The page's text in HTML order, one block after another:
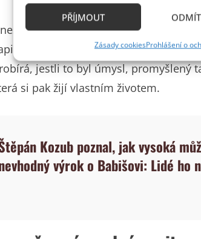
Identifikace zařízení na základě automaticky
základě aktivně požadovaných
Zajištění bezpečnosti, předcházení a
PŘÍJMOUT
Zásady cookiesProhlášení o
slova. Jenže dnešní politika
často. Kdo co zveřejnil dřív, kdo
jestli to byl úmysl, promyšlený
si pak žijí vlastním životem.
Kozub poznal, jak vysoká
výrok o Babišovi: Lidé ho